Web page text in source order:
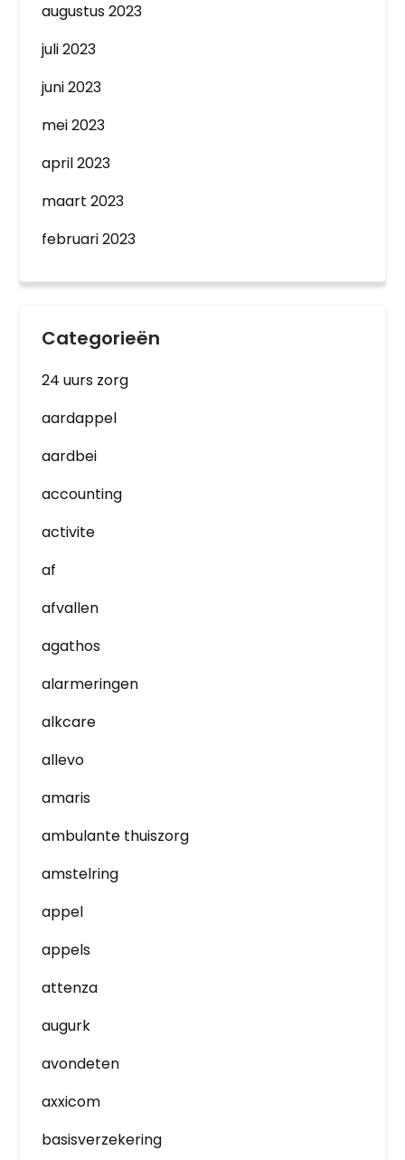
augustus 2023
juli 2023
juni 2023
mei 2023
april 2023
maart 2023
februari 2023
Categorieën
24 uurs zorg
aardappel
aardbei
accounting
activite
af
afvallen
agathos
alarmeringen
alkcare
allevo
amaris
ambulante thuiszorg
amstelring
appel
appels
attenza
augurk
avondeten
axxicom
basisverzekering